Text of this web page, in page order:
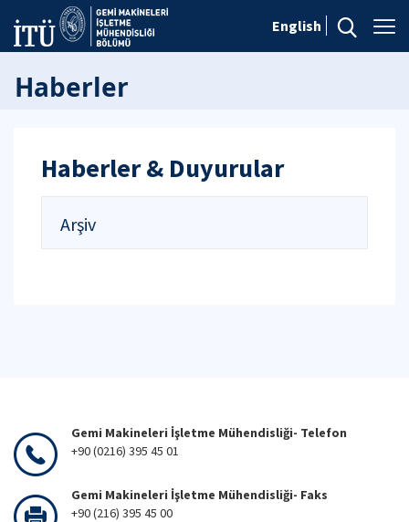
English
Haberler
Haberler & Duyurular
Arşiv
Gemi Makineleri İşletme Mühendisliği- Telefon
+90 (0216) 395 45 01
Gemi Makineleri İşletme Mühendisliği- Faks
+90 (216) 395 45 00